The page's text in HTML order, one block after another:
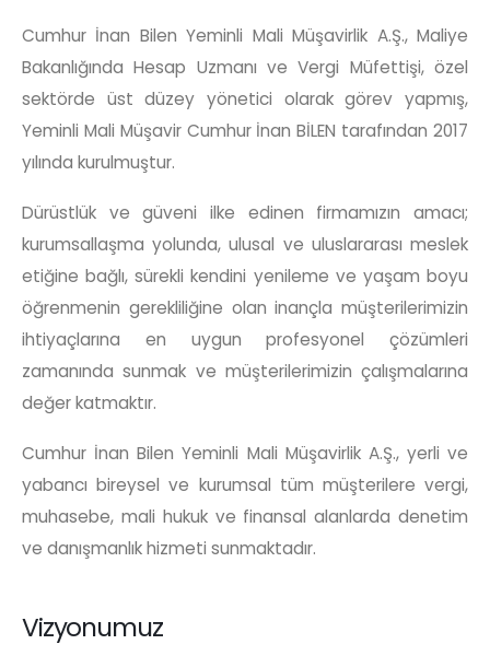
Cumhur İnan Bilen Yeminli Mali Müşavirlik A.Ş., Maliye
Bakanlığında Hesap Uzmanı ve Vergi Müfettişi, özel
sektörde üst düzey yönetici olarak görev yapmış,
Yeminli Mali Müşavir Cumhur İnan BİLEN tarafından 2017
yılında kurulmuştur.
Dürüstlük ve güveni ilke edinen firmamızın amacı;
kurumsallaşma yolunda, ulusal ve uluslararası meslek
etiğine bağlı, sürekli kendini yenileme ve yaşam boyu
öğrenmenin gerekliliğine olan inançla müşterilerimizin
ihtiyaçlarına en uygun profesyonel çözümleri
zamanında sunmak ve müşterilerimizin çalışmalarına
değer katmaktır.
Cumhur İnan Bilen Yeminli Mali Müşavirlik A.Ş., yerli ve
yabancı bireysel ve kurumsal tüm müşterilere vergi,
muhasebe, mali hukuk ve finansal alanlarda denetim
ve danışmanlık hizmeti sunmaktadır.
Vizyonumuz